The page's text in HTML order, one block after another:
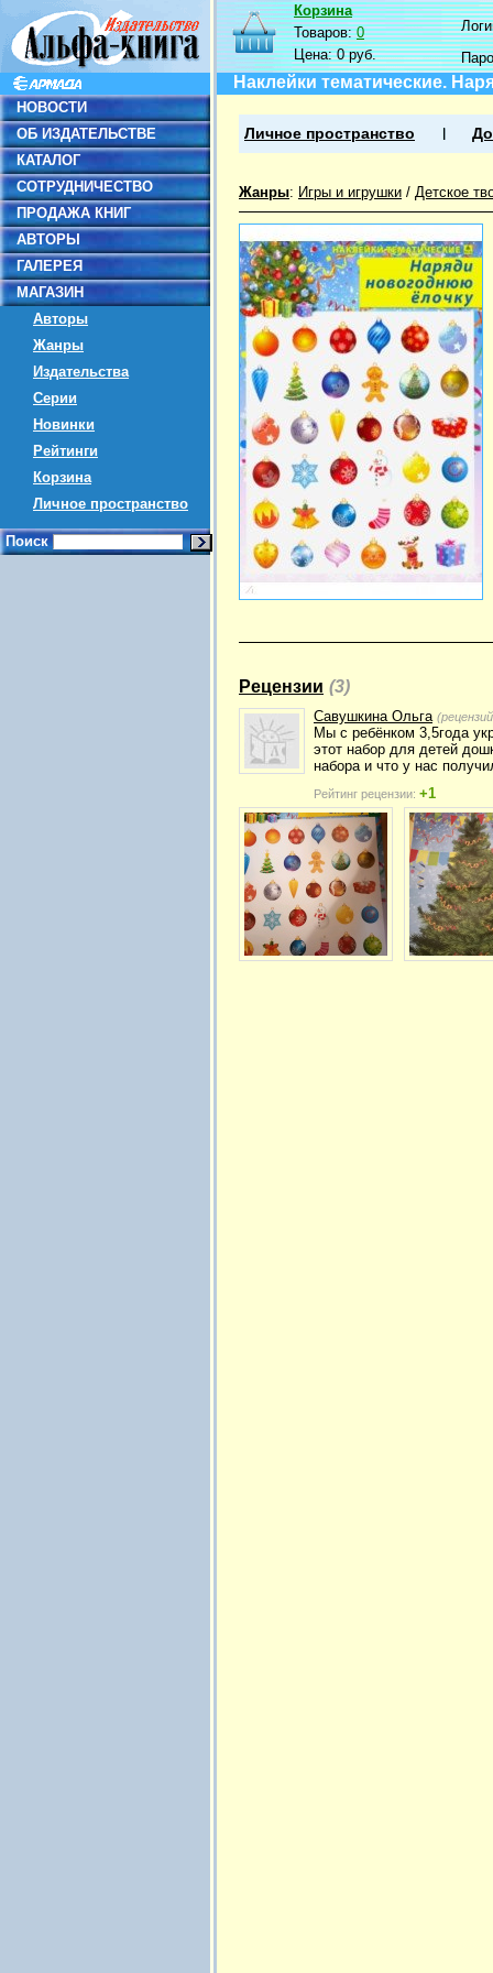
НОВОСТИ
ОБ ИЗДАТЕЛЬСТВЕ
КАТАЛОГ
СОТРУДНИЧЕСТВО
ПРОДАЖА КНИГ
АВТОРЫ
ГАЛЕРЕЯ
МАГАЗИН
Авторы
Жанры
Издательства
Серии
Новинки
Рейтинги
Корзина
Личное пространство
Поиск
Корзина
Товаров:0
Цена:0 руб.
Наклейки тематические.
Личное пространство
Жанры: Игры и игрушки / Детское
Рецензии (3)
Савушкина Ольга
Мы с ребёнком 3,5года
этот набор для детей
набора и что у нас
Рейтинг рецензии: +1